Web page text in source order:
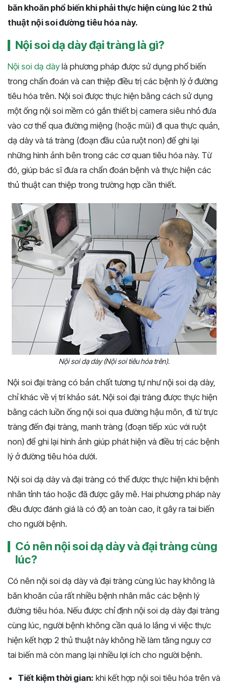
băn khoăn phổ biến khi phải thực hiện cùng lúc 2 thủ
thuật nội soi đường tiêu hóa này.
Nội soi dạ dày đại tràng là gì?
Nội soi dạ dày là phương pháp được sử dụng phổ biến
trong chẩn đoán và can thiệp điều trị các bệnh lý ở đường
tiêu hóa trên. Nội soi được thực hiện bằng cách sử dụng
một ống nội soi mềm có gắn thiết bị camera siêu nhỏ đưa
vào cơ thể qua đường miệng (hoặc mũi) đi qua thực quản,
dạ dày và tá tràng (đoạn đầu của ruột non) để ghi lại
những hình ảnh bên trong các cơ quan tiêu hóa này. Từ
đó, giúp bác sĩ đưa ra chẩn đoán bệnh và thực hiện các
thủ thuật can thiệp trong trường hợp cần thiết.
Nội soi dạ dày (Nội soi tiêu hóa trên).
Nội soi đại tràng có bản chất tương tự như nội soi dạ dày,
chỉ khác về vị trí khảo sát. Nội soi đại tràng được thực hiện
bằng cách luồn ống nội soi qua đường hậu môn, đi từ trực
tràng đến đại tràng, manh tràng (đoạn tiếp xúc với ruột
non) để ghi lại hình ảnh giúp phát hiện và điều trị các bệnh
lý ở đường tiêu hóa dưới.
Nội soi dạ dày và đại tràng có thể được thực hiện khi bệnh
nhân tỉnh táo hoặc đã được gây mê. Hai phương pháp này
đều được đánh giá là có độ an toàn cao, ít gây ra tai biến
cho người bệnh.
Có nên nội soi dạ dày và đại tràng cùng
lúc?
Có nên nội soi dạ dày và đại tràng cùng lúc hay không là
băn khoăn của rất nhiều bệnh nhân mắc các bệnh lý
đường tiêu hóa. Nếu được chỉ định nội soi dạ dày đại tràng
cùng lúc, người bệnh không cần quá lo lắng vì việc thực
hiện kết hợp 2 thủ thuật này không hề làm tăng nguy cơ
tai biến mà còn mang lại nhiều lợi ích cho người bệnh.
Tiết kiệm thời gian: khi kết hợp nội soi tiêu hóa trên và